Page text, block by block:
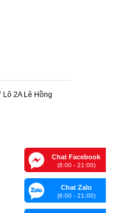
2A Lê Hồng
Chat Facebook
(8:00 - 21:00)
Chat Zalo
(8:00 - 21:00)